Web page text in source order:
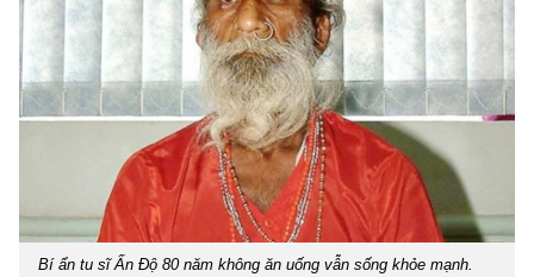
Bí ẩn tu sĩ Ấn Độ 80 năm không ăn uống vẫn sống khỏe mạnh.